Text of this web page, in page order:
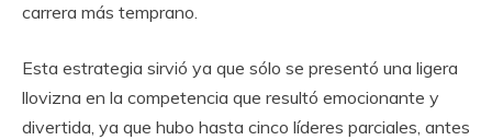
carrera más temprano.
Esta estrategia sirvió ya que sólo se presentó una ligera
llovizna en la competencia que resultó emocionante y
divertida, ya que hubo hasta cinco líderes parciales, antes